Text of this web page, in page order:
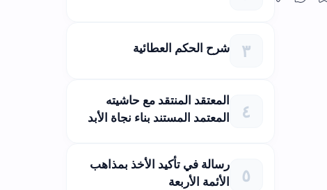
شرح الحكم العطائية
المعتقد المنتقد مع حاشيته
المعتمد المستند بناء نجاة الأبد
رسالة في تأكيد الأخذ بمذاهب
الأئمة الأربعة